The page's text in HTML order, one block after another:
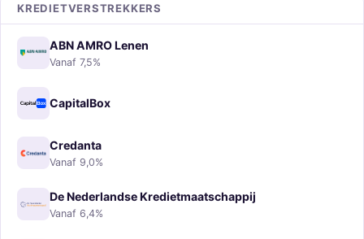
KREDIETVERSTREKKERS
ABN AMRO Lenen
Vanaf 7,5%
CapitalBox
Credanta
Vanaf 9,0%
De Nederlandse Kredietmaatschappij
Vanaf 6,4%